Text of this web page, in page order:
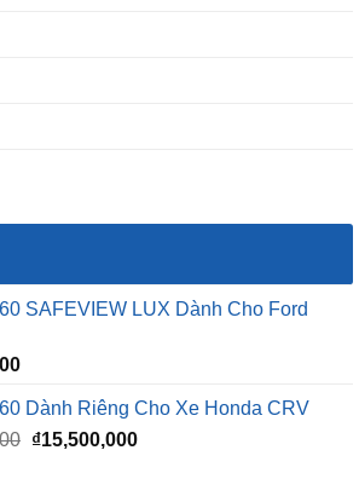
SAFEVIEW LUX Dành Cho Ford
Dành Riêng Cho Xe Honda CRV
Giá
₫15,500,000Giá